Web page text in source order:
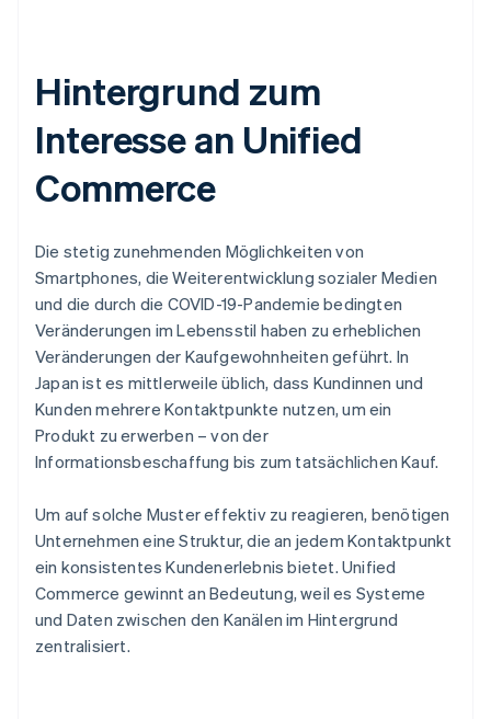
Hintergrund zum
Interesse an Unified
Commerce
Die stetig zunehmenden Möglichkeiten von
Smartphones, die Weiterentwicklung sozialer Medien
und die durch die COVID-19-Pandemie bedingten
Veränderungen im Lebensstil haben zu erheblichen
Veränderungen der Kaufgewohnheiten geführt. In
Japan ist es mittlerweile üblich, dass Kundinnen und
Kunden mehrere Kontaktpunkte nutzen, um ein
Produkt zu erwerben – von der
Informationsbeschaffung bis zum tatsächlichen Kauf.
Um auf solche Muster effektiv zu reagieren, benötigen
Unternehmen eine Struktur, die an jedem Kontaktpunkt
ein konsistentes Kundenerlebnis bietet. Unified
Commerce gewinnt an Bedeutung, weil es Systeme
und Daten zwischen den Kanälen im Hintergrund
zentralisiert.